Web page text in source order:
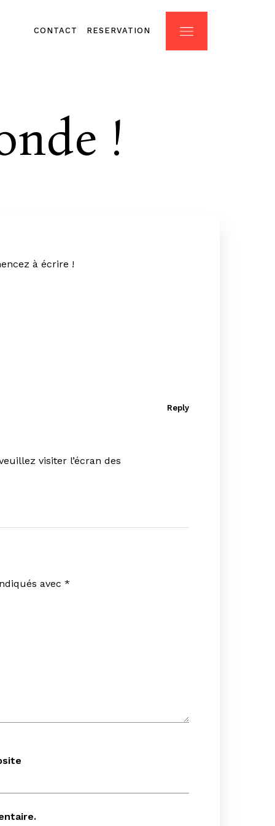
CONTACT RESERVATION
!
à écrire !
Reply
visiter l’écran des
avec *